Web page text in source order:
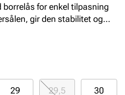
for enkel tilpasning
gir den stabilitet og
Perfekt for lek og trening
29 29,5 30